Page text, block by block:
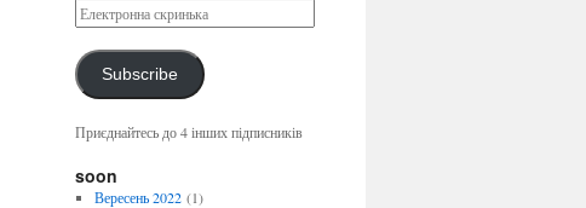
Subscribe
Приєднайтесь до 4 інших підписників
soon
Вересень 2022(1)